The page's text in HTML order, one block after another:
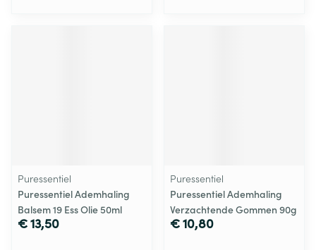
Puressentiel
Puressentiel Ademhaling
Balsem 19 Ess Olie 50ml
€ 13,50
Puressentiel
Puressentiel Ademhaling
Verzachtende Gommen 90g
€ 10,80